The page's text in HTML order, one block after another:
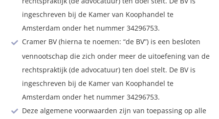
ingeschreven bij de Kamer van Koophandel te
Amsterdam onder het nummer 34296753.
Cramer BV (hierna te noemen: “de BV”) is een besloten
vennootschap die zich onder meer de uitoefening van de
rechtspraktijk (de advocatuur) ten doel stelt. De BV is
ingeschreven bij de Kamer van Koophandel te
Amsterdam onder het nummer 34296753.
Deze algemene voorwaarden zijn van toepassing op alle